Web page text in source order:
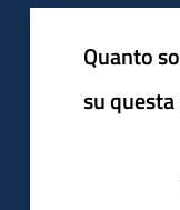
Quanto
su